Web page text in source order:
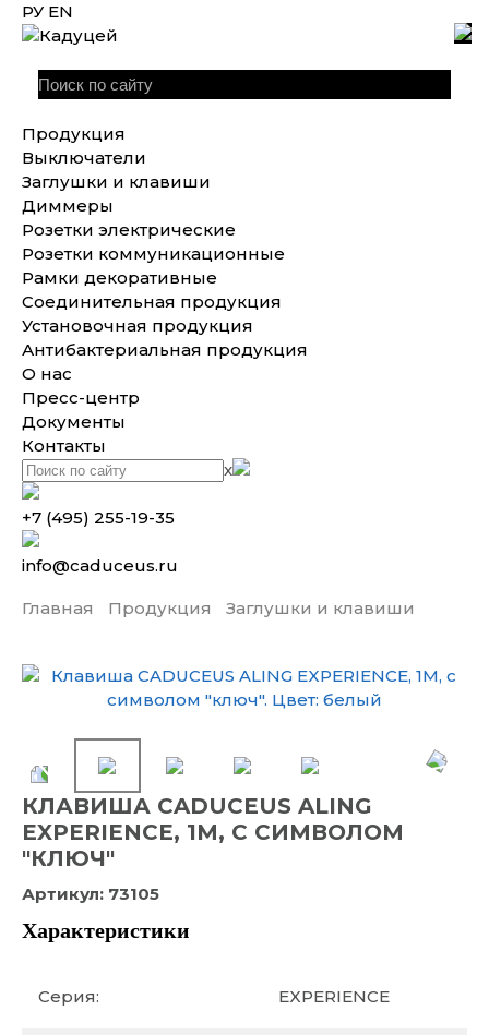
РУ EN
Продукция
Выключатели
Заглушки и клавиши
Диммеры
Розетки электрические
Розетки коммуникационные
Рамки декоративные
Соединительная продукция
Установочная продукция
Антибактериальная продукция
О нас
Пресс-центр
Документы
Контакты
x
+7 (495) 255-19-35
info@caduceus.ru
Главная Продукция Заглушки и клавиши
КЛАВИША CADUCEUS ALING
EXPERIENCE, 1М, С СИМВОЛОМ
"КЛЮЧ"
Артикул: 73105
Характеристики
Серия: EXPERIENCE